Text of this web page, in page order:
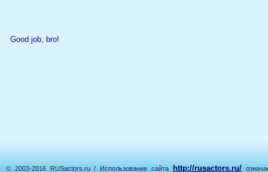
Good job, bro!
© 2003-2016 RUSactors.ru / Использование сайта http://rusactors.ru/